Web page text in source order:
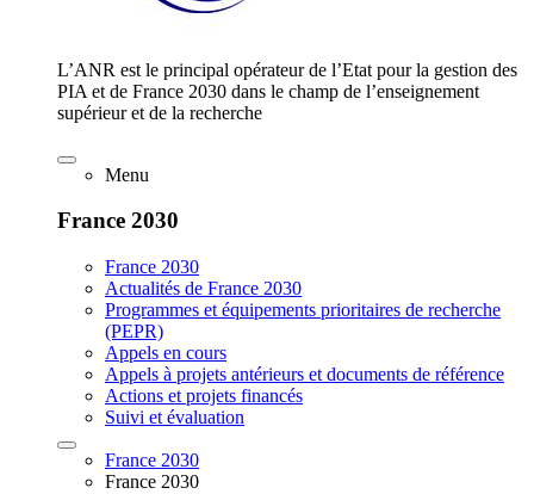
L’ANR est le principal opérateur de l’Etat pour la gestion des
PIA et de France 2030 dans le champ de l’enseignement
supérieur et de la recherche
Menu
France 2030
France 2030
Actualités de France 2030
Programmes et équipements prioritaires de recherche
(PEPR)
Appels en cours
Appels à projets antérieurs et documents de référence
Actions et projets financés
Suivi et évaluation
France 2030
France 2030